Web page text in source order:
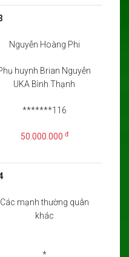
Nguyễn Hoàng Phi
huynh Brian Nguyễn
UKA Bình Thạnh
*******116
50.000.000 đ
Các mạnh thường quân
khác
*